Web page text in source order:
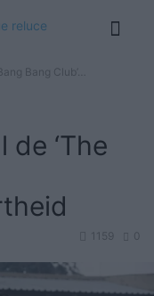
Bang Club’…
‘The
0
1159